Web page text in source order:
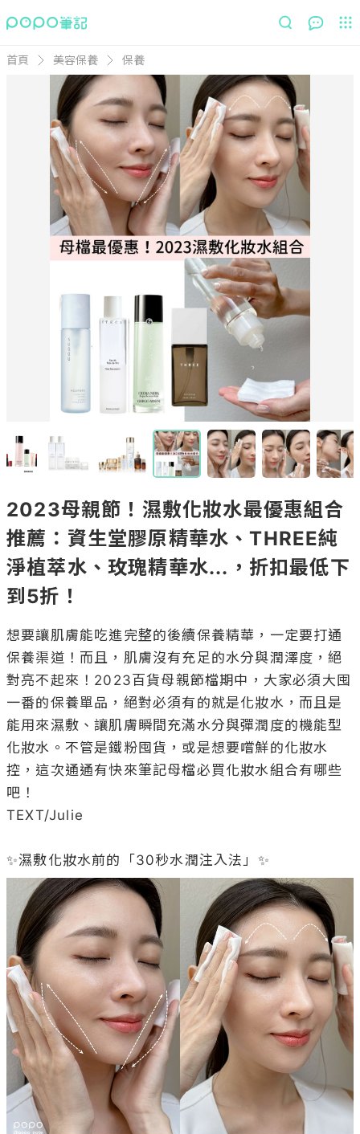
首頁 美容保養 保養
2023母親節！濕敷化妝水最優惠組合
推薦：資生堂膠原精華水、THREE純
淨植萃水、玫瑰精華水...，折扣最低下
到5折！
想要讓肌膚能吃進完整的後續保養精華，一定要打通
保養渠道！而且，肌膚沒有充足的水分與潤澤度，絕
對亮不起來！2023百貨母親節檔期中，大家必須大囤
一番的保養單品，絕對必須有的就是化妝水，而且是
能用來濕敷、讓肌膚瞬間充滿水分與彈潤度的機能型
化妝水。不管是鐵粉囤貨，或是想要嚐鮮的化妝水
控，這次通通有快來筆記母檔必買化妝水組合有哪些
吧！
TEXT/Julie